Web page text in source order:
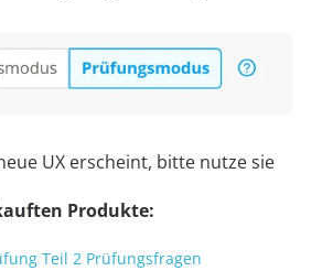
UX erscheint, bitte nutze sie
Produkte:
Teil 2 Prüfungsfragen